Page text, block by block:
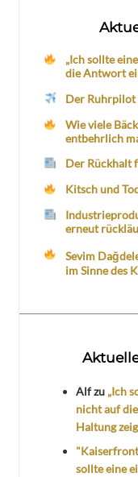
„Ich sollte
die Antwort
Der Ruhrpilot
Wie viele
entbehrlich
Der Rückhalt
Kitsch und
erneut
Sevim
im Sinne des
Alfzu „Ich
nicht auf
Haltung
sollte eine